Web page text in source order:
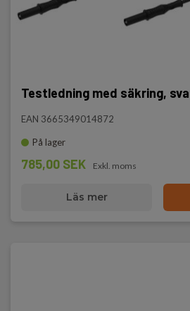
Testledning med säkring,
EAN 3665349014872
På lager
785,00 SEK Exkl. moms
Läs mer